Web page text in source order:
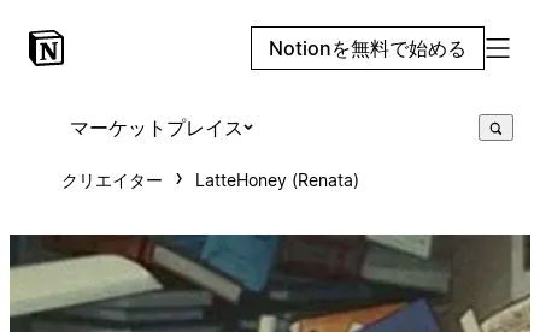
Notionを無料で始める
マーケットプレイス
クリエイター LatteHoney (Renata)